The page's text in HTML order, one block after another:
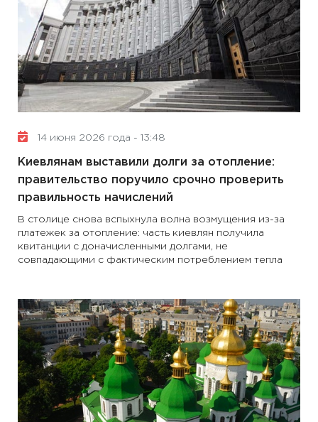
14 июня 2026 года - 13:48
Киевлянам выставили долги за отопление:
правительство поручило срочно проверить
правильность начислений
В столице снова вспыхнула волна возмущения из-за
платежек за отопление: часть киевлян получила
квитанции с доначисленными долгами, не
совпадающими с фактическим потреблением тепла